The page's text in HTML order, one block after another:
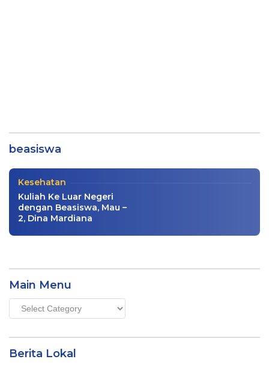
beasiswa
Mau – 1, Dina Mardiana
Buku|03/29/2024
Kesehatan
Kuliah Ke Luar Negeri
dengan Beasiswa, Mau –
2, Dina Mardiana
Main Menu
Main
Menu
Berita Lokal